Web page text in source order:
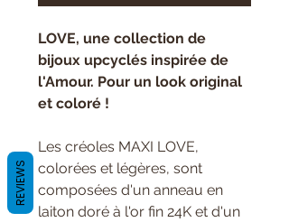
LOVE, une collection de
bijoux upcyclés inspirée de
l'Amour. Pour un look original
et coloré !
Les créoles MAXI LOVE,
colorées et légères, sont
composées d'un anneau en
laiton doré à l'or fin 24K et d'un
REVIEWS